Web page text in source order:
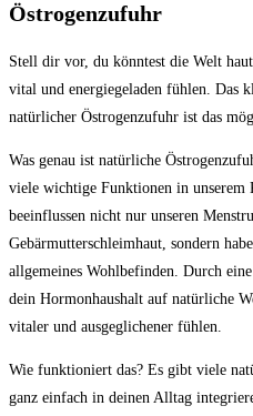
Östrogenzufuhr
Stell dir vor,‍ du ⁤könntest⁤ die Welt
vital und energiegeladen ​fühlen. ⁣Das
natürlicher‌ Östrogenzufuhr ist‍ das
Was genau ist natürliche
viele wichtige Funktionen in
beeinflussen​ nicht⁤ nur unseren
Gebärmutterschleimhaut, sondern
‌allgemeines Wohlbefinden. Durch
dein​ Hormonhaushalt auf natürliche⁢
vitaler‌ und ⁤ausgeglichener fühlen.
Wie ‍funktioniert das? Es gibt⁢ viele
ganz ‍einfach in deinen Alltag